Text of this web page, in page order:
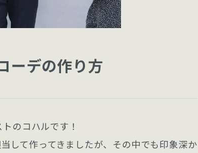
ーデの作り方
のコハルです！
して作ってきましたが、その中でも印象深か